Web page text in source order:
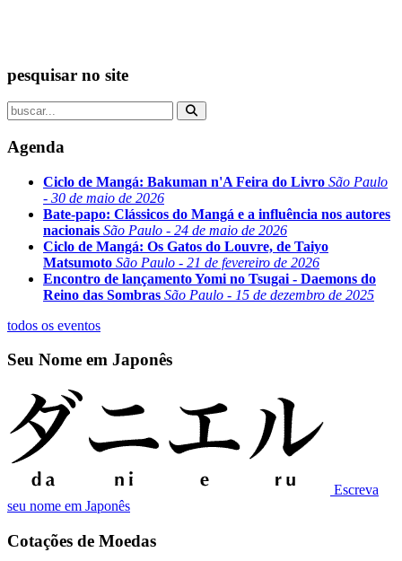
pesquisar no site
Agenda
Ciclo de Mangá: Bakuman n'A Feira do Livro São Paulo
- 30 de maio de 2026
Bate-papo: Clássicos do Mangá e a influência nos autores
nacionais São Paulo - 24 de maio de 2026
Ciclo de Mangá: Os Gatos do Louvre, de Taiyo
Matsumoto São Paulo - 21 de fevereiro de 2026
Encontro de lançamento Yomi no Tsugai - Daemons do
Reino das Sombras São Paulo - 15 de dezembro de 2025
todos os eventos
Seu Nome em Japonês
Escreva
seu nome em Japonês
Cotações de Moedas